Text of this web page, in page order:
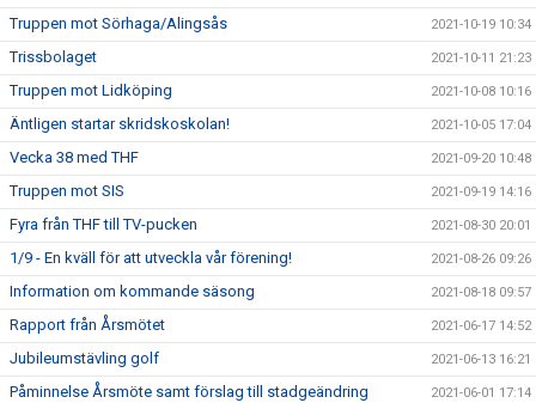
Truppen mot Sörhaga/Alingsås 2021-10-19 10:34
Trissbolaget 2021-10-11 21:23
Truppen mot Lidköping 2021-10-08 10:16
Äntligen startar skridskoskolan! 2021-10-05 17:04
Vecka 38 med THF 2021-09-20 10:48
Truppen mot SIS 2021-09-19 14:16
Fyra från THF till TV-pucken 2021-08-30 20:01
1/9 - En kväll för att utveckla vår förening! 2021-08-26 09:26
Information om kommande säsong 2021-08-18 09:57
Rapport från Årsmötet 2021-06-17 14:52
Jubileumstävling golf 2021-06-13 16:21
Påminnelse Årsmöte samt förslag till stadgeändring 2021-06-01 17:14